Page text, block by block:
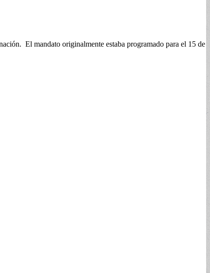
El mandato originalmente estaba programado para el 15 de